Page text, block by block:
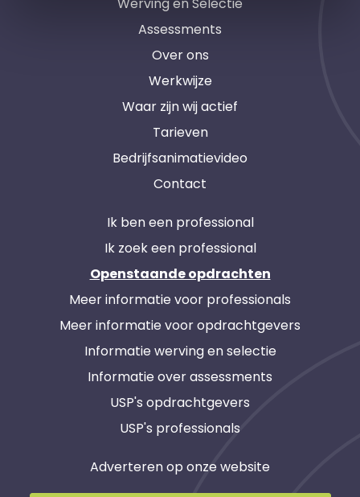
Assessments
Over ons
Werkwijze
Waar zijn wij actief
Tarieven
Bedrijfsanimatievideo
Contact
Ik ben een professional
Ik zoek een professional
Openstaande opdrachten
Meer informatie voor professionals
Meer informatie voor opdrachtgevers
Informatie werving en selectie
Informatie over assessments
USP's opdrachtgevers
USP's professionals
Adverteren op onze website